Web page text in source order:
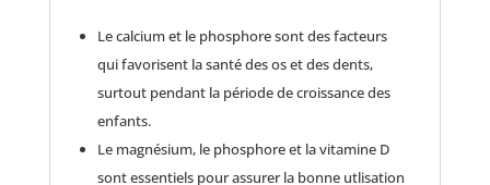
Le calcium et le phosphore sont des facteurs
qui favorisent la santé des os et des dents,
surtout pendant la période de croissance des
enfants.
Le magnésium, le phosphore et la vitamine D
sont essentiels pour assurer la bonne utlisation